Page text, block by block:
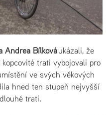
Andrea Bílkováukázali, že
trati vybojovali pro
ve svých věkových
hned ten stupeň nejvyšší
trati.